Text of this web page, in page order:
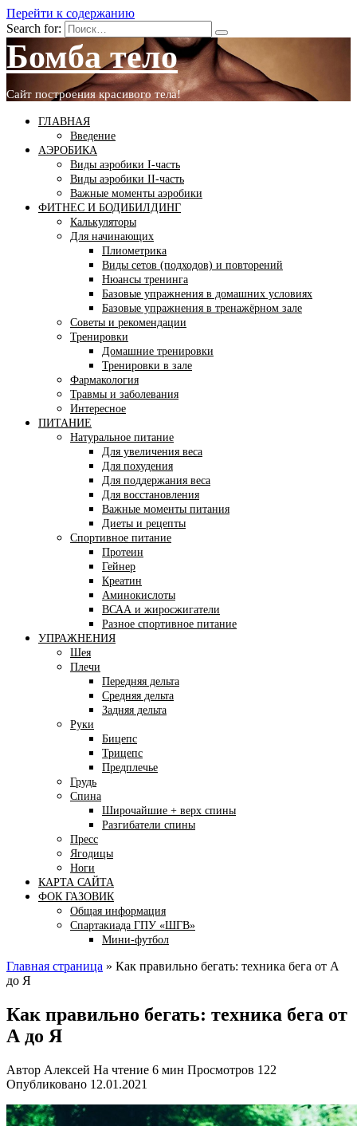
Перейти к содержанию
Search for:
Бомба тело
Сайт построения красивого тела!
ГЛАВНАЯ
Введение
АЭРОБИКА
Виды аэробики І-часть
Виды аэробики ІІ-часть
Важные моменты аэробики
ФИТНЕС И БОДИБИЛДИНГ
Калькуляторы
Для начинающих
Плиометрика
Виды сетов (подходов) и повторений
Нюансы тренинга
Базовые упражнения в домашних условиях
Базовые упражнения в тренажёрном зале
Советы и рекомендации
Тренировки
Домашние тренировки
Тренировки в зале
Фармакология
Травмы и заболевания
Интересное
ПИТАНИЕ
Натуральное питание
Для увеличения веса
Для похудения
Для поддержания веса
Для восстановления
Важные моменты питания
Диеты и рецепты
Спортивное питание
Протеин
Гейнер
Креатин
Аминокислоты
ВСАА и жиросжигатели
Разное спортивное питание
УПРАЖНЕНИЯ
Шея
Плечи
Передняя дельта
Средняя дельта
Задняя дельта
Руки
Бицепс
Трицепс
Предплечье
Грудь
Спина
Широчайшие + верх спины
Разгибатели спины
Пресс
Ягодицы
Ноги
КАРТА САЙТА
ФОК ГАЗОВИК
Общая информация
Спартакиада ГПУ «ШГВ»
Мини-футбол
Главная страница » Как правильно бегать: техника бега от А
до Я
Как правильно бегать: техника бега от
А до Я
Автор Алексей На чтение 6 мин Просмотров 122
Опубликовано 12.01.2021